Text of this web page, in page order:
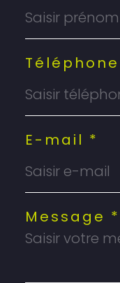
E-mail *
Message *